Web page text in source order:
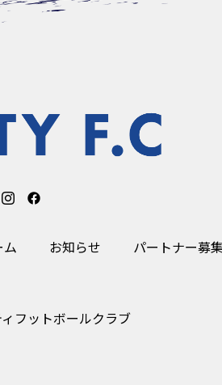
ム お知らせ パートナー募集
フットボールクラブ